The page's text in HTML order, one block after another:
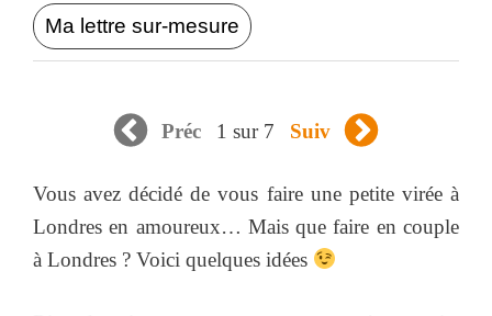
Ma lettre sur-mesure
Préc 1 sur 7 Suiv
Vous avez décidé de vous faire une petite virée à
Londres en amoureux… Mais que faire en couple
à Londres ? Voici quelques idées